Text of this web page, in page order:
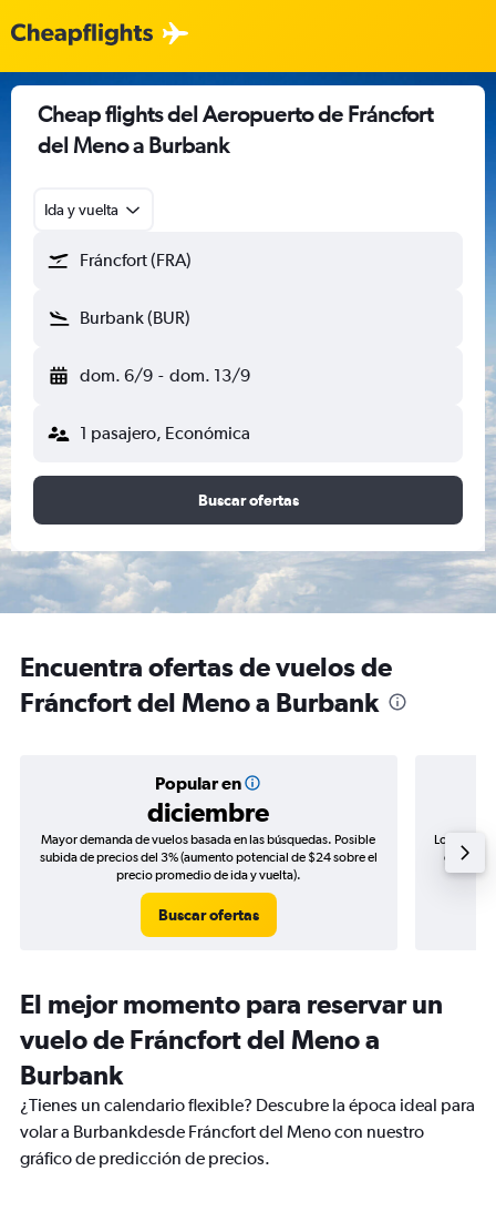
Cheap flights del Aeropuerto de Fráncfort
del Meno a Burbank
Ida y vuelta
Fráncfort (FRA)
Burbank (BUR)
dom. 6/9 - dom. 13/9
1 pasajero, Económica
Buscar ofertas
Encuentra ofertas de vuelos de
Fráncfort del Meno a Burbank
Popular en
diciembre
Mayor demanda de vuelos basada en las búsquedas. Posible
subida de precios del 3% (aumento potencial de $24 sobre el
precio promedio de ida y vuelta).
Buscar ofertas
Los
de
El mejor momento para reservar un
vuelo de Fráncfort del Meno a
Burbank
¿Tienes un calendario flexible? Descubre la época ideal para
volar a Burbankdesde Fráncfort del Meno con nuestro
gráfico de predicción de precios.